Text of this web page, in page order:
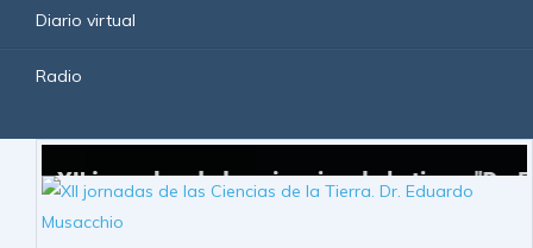
Diario virtual
Radio